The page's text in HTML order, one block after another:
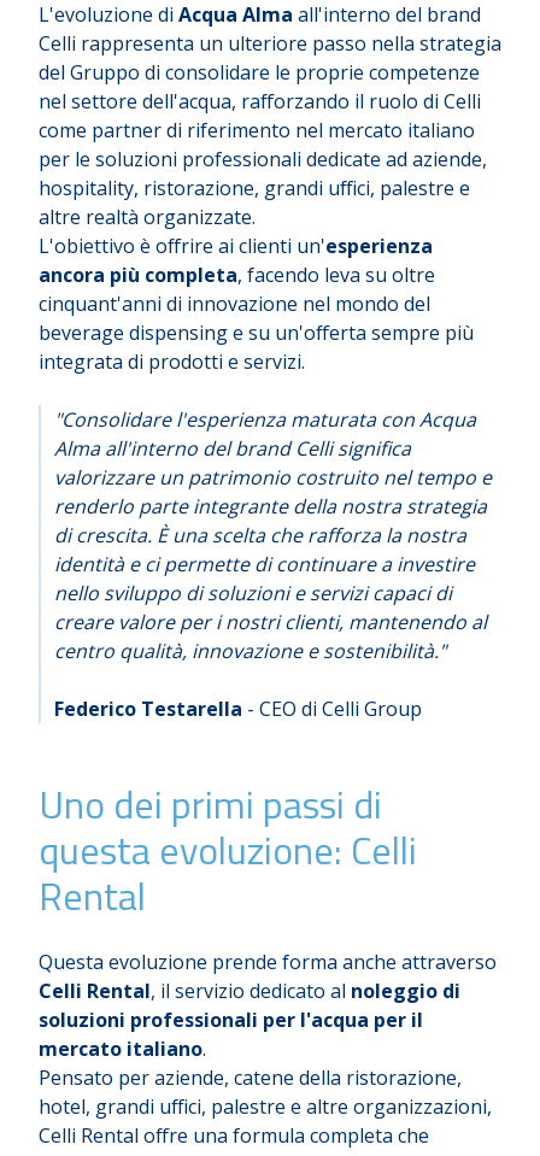
L'evoluzione di Acqua Alma all'interno del brand
Celli rappresenta un ulteriore passo nella strategia
del Gruppo di consolidare le proprie competenze
nel settore dell'acqua, rafforzando il ruolo di Celli
come partner di riferimento nel mercato italiano
per le soluzioni professionali dedicate ad aziende,
hospitality, ristorazione, grandi uffici, palestre e
altre realtà organizzate.
L'obiettivo è offrire ai clienti un'esperienza
ancora più completa, facendo leva su oltre
cinquant'anni di innovazione nel mondo del
beverage dispensing e su un'offerta sempre più
integrata di prodotti e servizi.
"Consolidare l'esperienza maturata con Acqua
Alma all'interno del brand Celli significa
valorizzare un patrimonio costruito nel tempo e
renderlo parte integrante della nostra strategia
di crescita. È una scelta che rafforza la nostra
identità e ci permette di continuare a investire
nello sviluppo di soluzioni e servizi capaci di
creare valore per i nostri clienti, mantenendo al
centro qualità, innovazione e sostenibilità."
Federico Testarella - CEO di Celli Group
Uno dei primi passi di
questa evoluzione: Celli
Rental
Questa evoluzione prende forma anche attraverso
Celli Rental, il servizio dedicato al noleggio di
soluzioni professionali per l'acqua per il
mercato italiano.
Pensato per aziende, catene della ristorazione,
hotel, grandi uffici, palestre e altre organizzazioni,
Celli Rental offre una formula completa che